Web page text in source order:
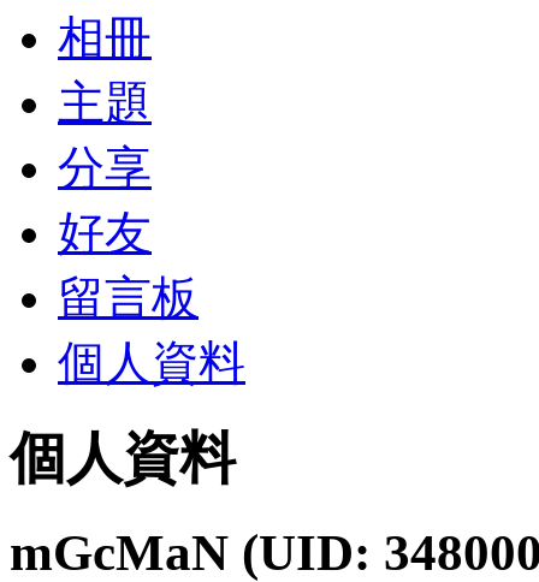
相冊
主題
分享
好友
留言板
個人資料
個人資料
mGcMaN (UID: